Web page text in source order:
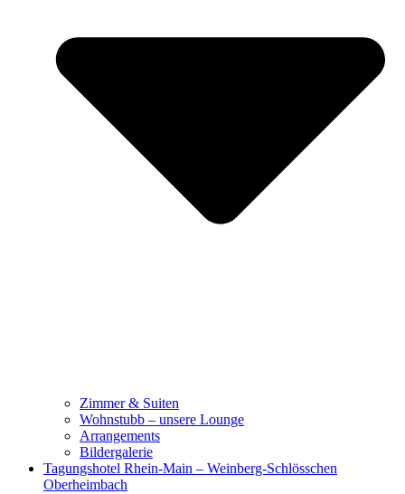
Zimmer & Suiten
Wohnstubb – unsere Lounge
Arrangements
Bildergalerie
Tagungshotel Rhein-Main – Weinberg-Schlösschen
Oberheimbach